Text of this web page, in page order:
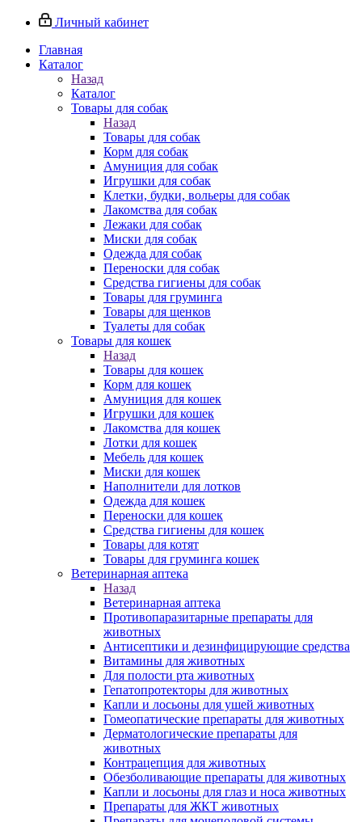
Личный кабинет
Главная
Каталог
Назад
Каталог
Товары для собак
Назад
Товары для собак
Корм для собак
Амуниция для собак
Игрушки для собак
Клетки, будки, вольеры для собак
Лакомства для собак
Лежаки для собак
Миски для собак
Одежда для собак
Переноски для собак
Средства гигиены для собак
Товары для груминга
Товары для щенков
Туалеты для собак
Товары для кошек
Назад
Товары для кошек
Корм для кошек
Амуниция для кошек
Игрушки для кошек
Лакомства для кошек
Лотки для кошек
Мебель для кошек
Миски для кошек
Наполнители для лотков
Одежда для кошек
Переноски для кошек
Средства гигиены для кошек
Товары для котят
Товары для груминга кошек
Ветеринарная аптека
Назад
Ветеринарная аптека
Противопаразитарные препараты для
животных
Антисептики и дезинфицирующие средства
Витамины для животных
Для полости рта животных
Гепатопротекторы для животных
Капли и лосьоны для ушей животных
Гомеопатические препараты для животных
Дерматологические препараты для
животных
Контрацепция для животных
Обезболивающие препараты для животных
Капли и лосьоны для глаз и носа животных
Препараты для ЖКТ животных